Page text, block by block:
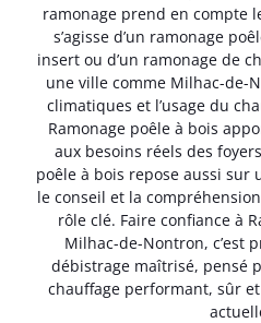
ramonage prend en compte
s’agisse d’un ramonage
insert ou d’un ramonage de
une ville comme Milhac-de-
climatiques et l’usage du
Ramonage poêle à bois
aux besoins réels des
poêle à bois repose aussi sur
le conseil et la
rôle clé. Faire confiance à
Milhac-de-Nontron, c’est
débistrage maîtrisé, pensé
chauffage performant, sûr